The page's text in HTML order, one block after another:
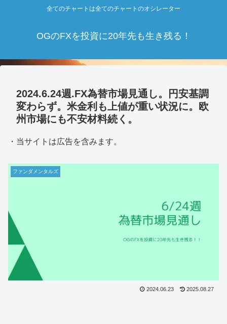
全てのチャートは全てのチャートのオシレーター
OGのFXを投資に20年先も生き残る！
2024.6.24週.FX為替市場見通し。円安基調
変わらず。米金利も上値が重い状況に。欧
州市場にも不安材料続く。
・当サイトは広告を含みます。
ファンダメンタルズ
2024.06.23 2025.08.27